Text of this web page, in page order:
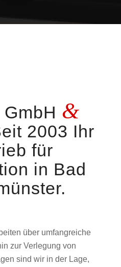
&
2003 Ihr
für
in Bad
über umfangreiche
zur Verlegung von
sind wir in der Lage,